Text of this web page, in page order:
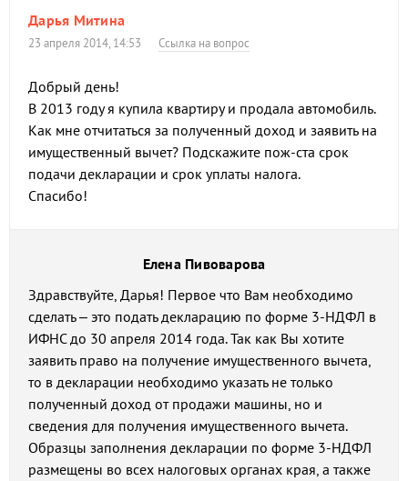
Дарья Митина
23 апреля 2014, 14:53 Ссылка на вопрос
Добрый день!
В 2013 году я купила квартиру и продала автомобиль.
Как мне отчитаться за полученный доход и заявить на
имущественный вычет? Подскажите пож-ста срок
подачи декларации и срок уплаты налога.
Спасибо!
Елена Пивоварова
Здравствуйте, Дарья! Первое что Вам необходимо
сделать – это подать декларацию по форме 3-НДФЛ в
ИФНС до 30 апреля 2014 года. Так как Вы хотите
заявить право на получение имущественного вычета,
то в декларации необходимо указать не только
полученный доход от продажи машины, но и
сведения для получения имущественного вычета.
Образцы заполнения декларации по форме 3-НДФЛ
размещены во всех налоговых органах края, а также